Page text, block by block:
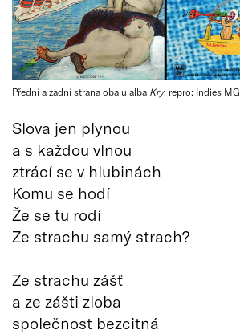
Přední a zadní strana obalu alba Kry, repro: Indies MG
Slova jen plynou
a s každou vlnou
ztrácí se v hlubinách
Komu se hodí
Že se tu rodí
Ze strachu samý strach?
Ze strachu zášť
a ze zášti zloba
společnost bezcitná